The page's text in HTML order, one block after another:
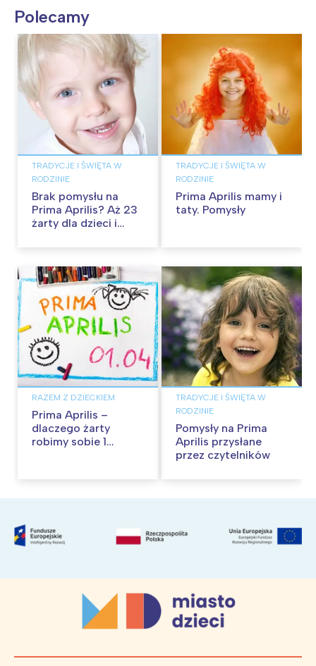
Polecamy
TRADYCJE I ŚWIĘTA W
RODZINIE
Brak pomysłu na
Prima Aprilis? Aż 23
żarty dla dzieci i
TRADYCJE I ŚWIĘTA W
RODZINIE
Prima Aprilis mamy i
taty. Pomysły
RAZEM Z DZIECKIEM
Prima Aprilis –
dlaczego żarty
robimy sobie 1
TRADYCJE I ŚWIĘTA W
RODZINIE
Pomysły na Prima
Aprilis przysłane
przez czytelników